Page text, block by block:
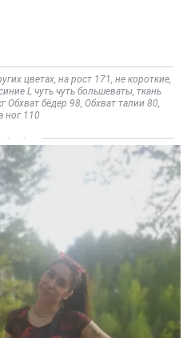
цветах, на рост 171, не короткие,
L чуть чуть большеваты, ткань
Обхват бёдер 98, Обхват талии 80,
ног 110